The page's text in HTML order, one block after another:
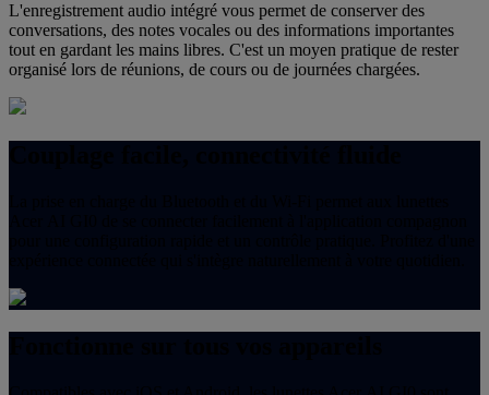
L'enregistrement audio intégré vous permet de conserver des
conversations, des notes vocales ou des informations importantes
tout en gardant les mains libres. C'est un moyen pratique de rester
organisé lors de réunions, de cours ou de journées chargées.